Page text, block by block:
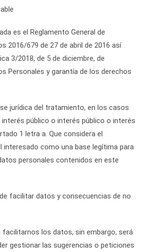
es el Reglamento General de
2016/679 de 27 de abril de 2016 así
3/2018, de 5 de diciembre, de
Personales y garantía de los derechos
jurídica del tratamiento, en los casos
interés público o interés público o interés
1 letra a. Que considera el
interesado como una base legítima para
personales contenidos en este
facilitar datos y consecuencias de no
facilitarnos los datos, sin embargo, será
gestionar las sugerencias o peticiones